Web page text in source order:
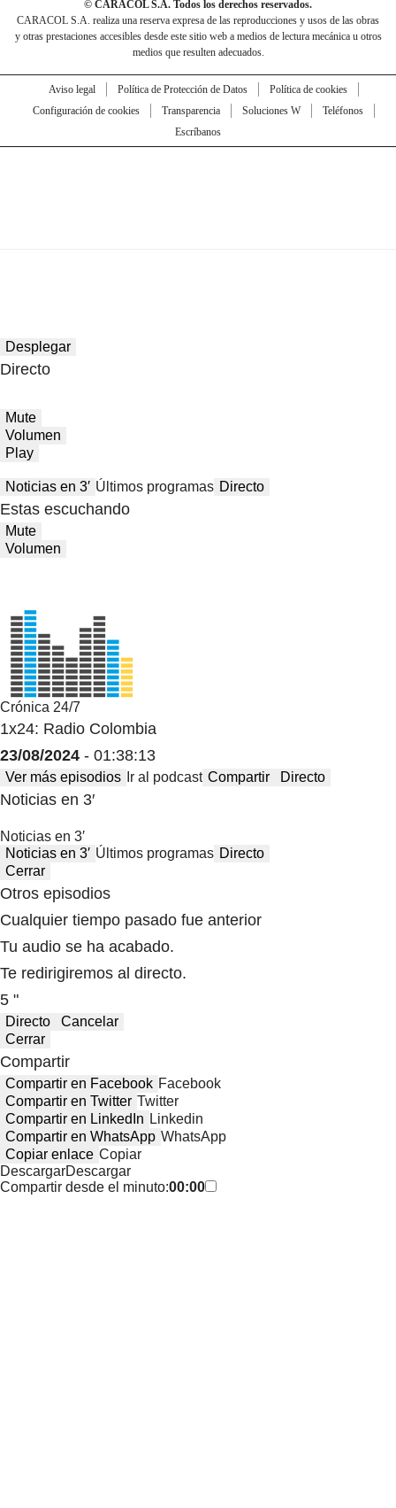
© CARACOL S.A. Todos los derechos reservados.
CARACOL S.A. realiza una reserva expresa de las reproducciones y usos de las obras
y otras prestaciones accesibles desde este sitio web a medios de lectura mecánica u otros
medios que resulten adecuados.
Aviso legal Política de Protección de Datos
Política de cookies
Configuración de cookies
Transparencia Soluciones W
Teléfonos
Escríbanos
Desplegar
Directo
Mute
Volumen
Play
Noticias en 3′ Últimos programas Directo
Estas escuchando
Mute
Volumen
Crónica 24/7
1x24: Radio Colombia
23/08/2024 - 01:38:13
Ver más episodios Ir al podcast Compartir Directo
Noticias en 3′
Noticias en 3′
Noticias en 3′ Últimos programas Directo
Cerrar
Otros episodios
Cualquier tiempo pasado fue anterior
Tu audio se ha acabado.
Te redirigiremos al directo.
5 "
Directo
Cancelar
Cerrar
Compartir
Compartir en Facebook Facebook
Compartir en Twitter Twitter
Compartir en LinkedIn Linkedin
Compartir en WhatsApp WhatsApp
Copiar enlace Copiar
DescargarDescargar
Compartir desde el minuto:00:00